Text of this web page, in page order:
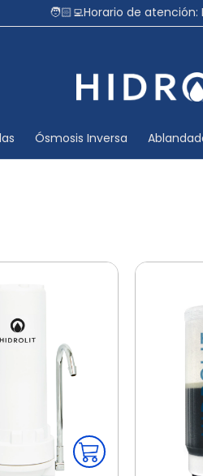
🧑🏻‍💻Horario de atención:
Ósmosis Inversa